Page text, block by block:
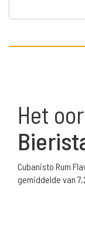
Het
Cubanisto Rum
gemiddelde van